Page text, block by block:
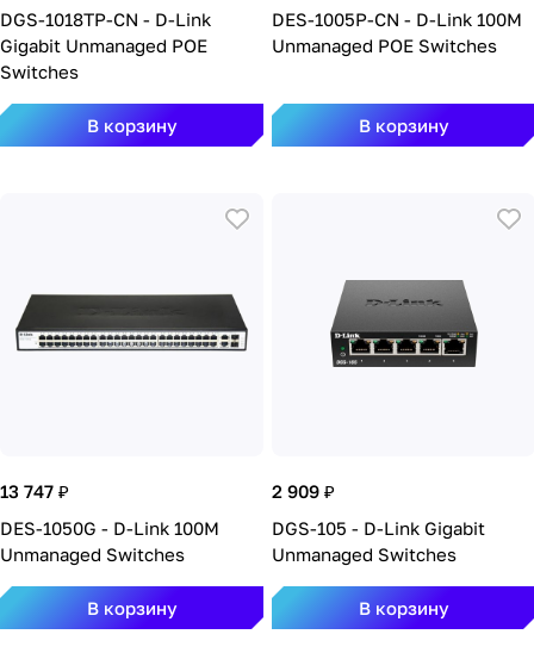
DGS-1018TP-CN - D-Link
Gigabit Unmanaged POE
Switches
В корзину
DES-1005P-CN - D-Link 100M
Unmanaged POE Switches
В корзину
13 747 ₽
DES-1050G - D-Link 100M
Unmanaged Switches
В корзину
2 909 ₽
DGS-105 - D-Link Gigabit
Unmanaged Switches
В корзину